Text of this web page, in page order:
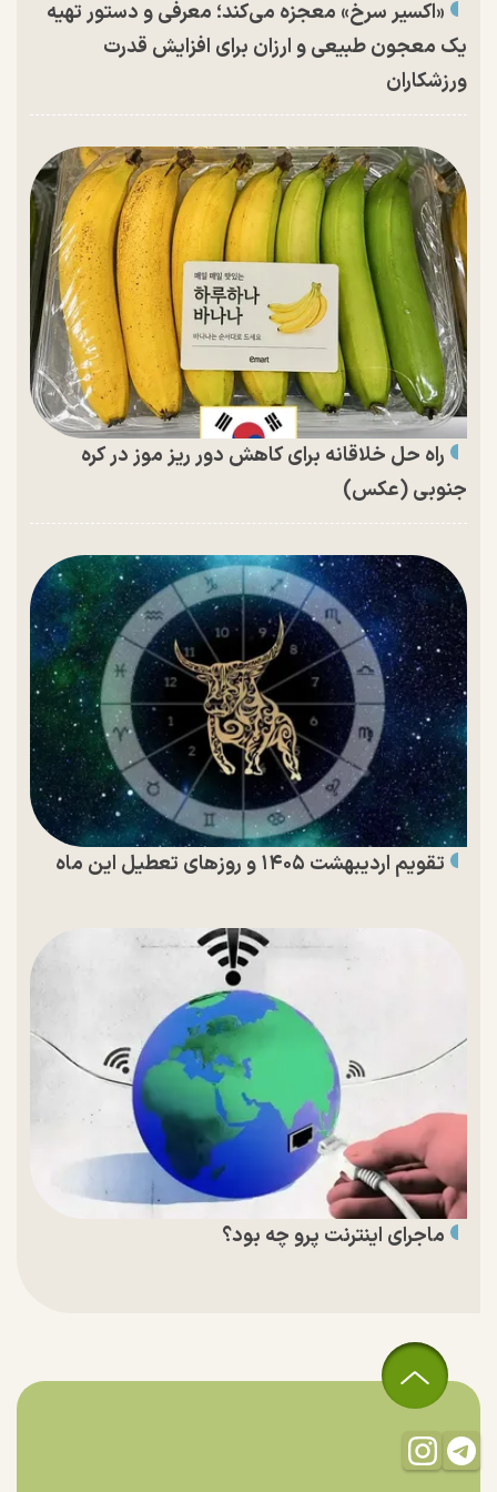
«اکسیر سرخ» معجزه می‌کند؛ معرفی و دستور تهیه
یک معجون طبیعی و ارزان برای افزایش قدرت
ورزشکاران
راه حل خلاقانه برای کاهش دور ریز موز در کره
جنوبی (عکس)
تقویم اردیبهشت ۱۴۰۵ و روز‌های تعطیل این ماه
ماجرای اینترنت پرو چه بود؟